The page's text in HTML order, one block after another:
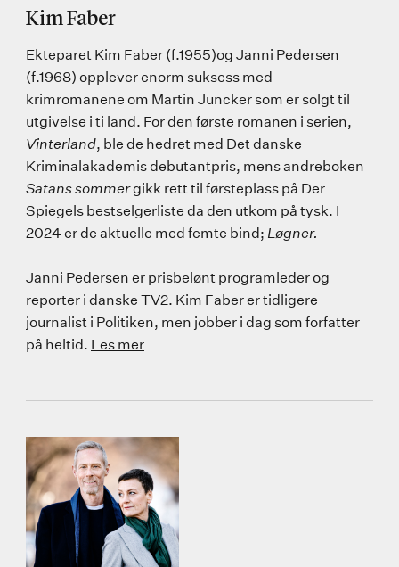
Kim Faber
Ekteparet Kim Faber (f.1955)og Janni Pedersen
(f.1968) opplever enorm suksess med
krimromanene om Martin Juncker som er solgt til
utgivelse i ti land. For den første romanen i serien,
Vinterland, ble de hedret med Det danske
Kriminalakademis debutantpris, mens andreboken
Satans sommergikk rett til førsteplass på Der
Spiegels bestselgerliste da den utkom på tysk. I
2024 er de aktuelle med femte bind; Løgner.
Janni Pedersen er prisbelønt programleder og
reporter i danske TV2. Kim Faber er tidligere
journalist i Politiken, men jobber i dag som forfatter
på heltid. Les mer